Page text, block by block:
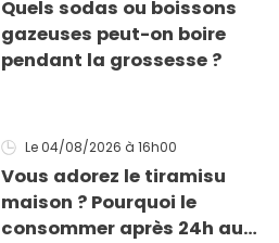
Quels sodas ou boissons
gazeuses peut-on boire
pendant la grossesse ?
Le 04/08/2026 à 16h00
Vous adorez le tiramisu
maison ? Pourquoi le
consommer après 24h au